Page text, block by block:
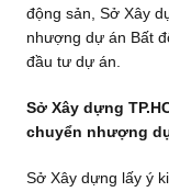
động sản, Sở Xây
nhượng dự án Bất
đầu tư dự án.
Sở Xây dựng
chuyển nhượng
Sở Xây dựng lấy ý